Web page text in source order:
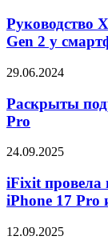
8s
Gen
подтвердило
Snapdragon
8
2
смартфона
Redmi
Руководство
Gen 2 у
Раскрыты
о
смартфоне
Xiaomi
Pro
29.06.2024
Раскрыты
Pro
iFixit
разборку
iPhone
Pro
24.09.2025
iFixit провела
iPhone 17 Pro
Официально
12.09.2025